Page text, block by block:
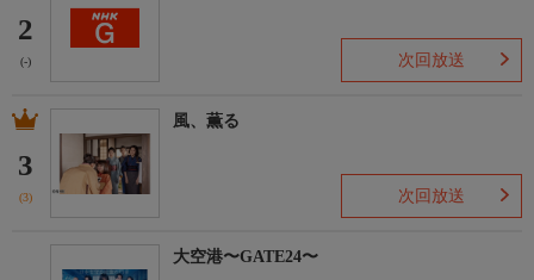
番組SNS
【X】【Instagram】【TikTok】@shinainaru_ytv
【TVer番組ページ】
https://tver.jp/series/sr599tnf8e
TVerでは1〜3話と最新話を無料配信中!
2
(-) 次回放送
3
(3)
風、薫る
次回放送
大空港〜GATE24〜